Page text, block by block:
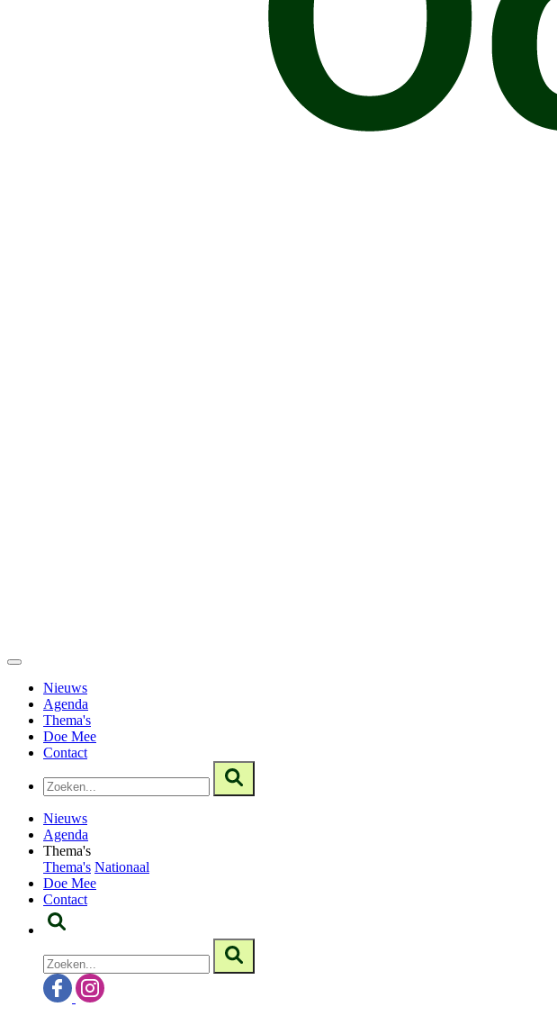
Nieuws
Agenda
Thema's
Doe Mee
Contact
Nieuws
Agenda
Thema's
Thema's Nationaal
Doe Mee
Contact